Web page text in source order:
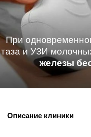
При
таза и УЗИ
железы
Описание клиники